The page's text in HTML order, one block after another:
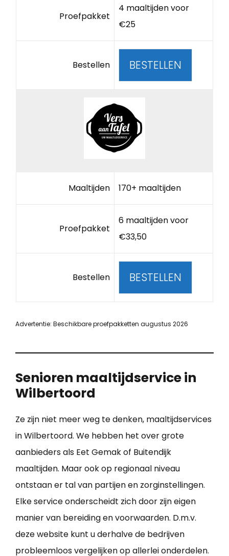
Proefpakket
4 maaltijden voor
€25
Bestellen BESTELLEN
Maaltijden 170+ maaltijden
Proefpakket
6 maaltijden voor
€33,50
Bestellen BESTELLEN
Advertentie: Beschikbare proefpakketten augustus 2026
Senioren maaltijdservice in
Wilbertoord
Ze zijn niet meer weg te denken, maaltijdservices
in Wilbertoord. We hebben het over grote
aanbieders als Eet Gemak of Buitendijk
maaltijden. Maar ook op regionaal niveau
ontstaan er tal van partijen en zorginstellingen.
Elke service onderscheidt zich door zijn eigen
manier van bereiding en voorwaarden. D.m.v.
deze website kunt u derhalve de bedrijven
probleemloos vergelijken op allerlei onderdelen.